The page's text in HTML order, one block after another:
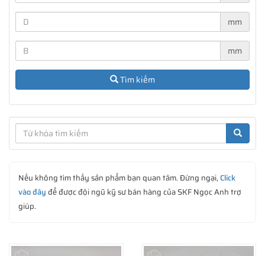
Vòng bi chặn một hướng SKF
Bao gồm một vòng đệm trục, một vòng đệm ổ và một cụm
vòng cách lắp với các viên bi. Vòng bi chặn được thiết kế có
thể tháo rời từng bộ phận nên việc tháo lắp tương đối đơn
giản vì từng chi tiết có thể được tháo lắp riêng lẻ với nhau.
: vòng đệm ổ mặt tựa phẳng và vòng đệm ổ mặt tựa cầu. Vòng
bi chặn với vòng đệm ổ mặt tựa cầu được sử dụng kết hợp với
một vòng đệm đỡ mặt cầu để bù trừ độ lệch góc giữa bề mặt
đỡ trên thân ổ và trên trục. SKF không cung cấp vòng đệm đỡ
Đúng theo ý nghĩa tên gọi, vòng bi chặn một hướng chỉ chịu
mm
mm
Tìm kiếm
Nếu không tìm thấy sản phẩm bạn quan tâm. Đừng ngại, Click
vào đâyđể được đội ngũ kỹ sư bán hàng của SKF Ngọc Anh trợ
giúp.